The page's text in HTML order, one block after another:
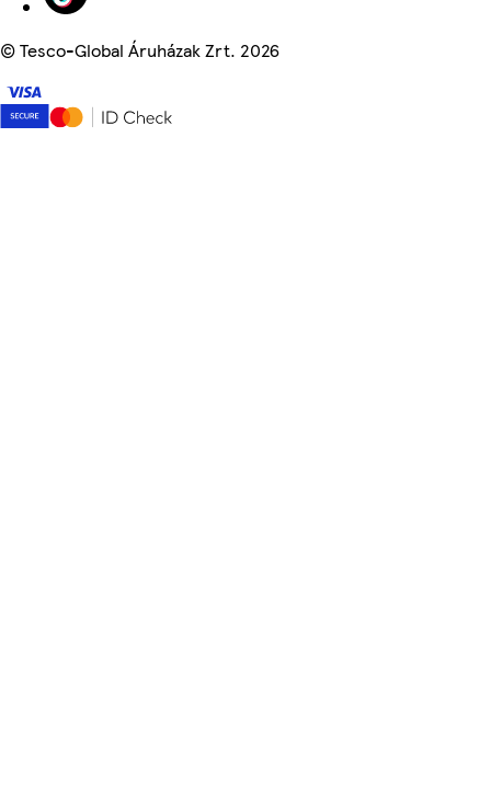
©Tesco-Global Áruházak Zrt. 2026